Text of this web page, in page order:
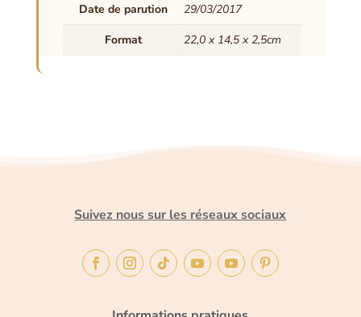
Date de parution
29/03/2017
Format
22,0 x 14,5 x 2,5cm
Suivez nous sur les réseaux sociaux